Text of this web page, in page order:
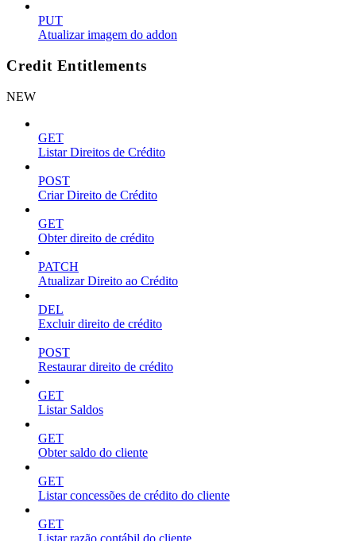
PUT
Atualizar imagem do addon
Credit Entitlements
NEW
GET
Listar Direitos de Crédito
POST
Criar Direito de Crédito
GET
Obter direito de crédito
PATCH
Atualizar Direito ao Crédito
DEL
Excluir direito de crédito
POST
Restaurar direito de crédito
GET
Listar Saldos
GET
Obter saldo do cliente
GET
Listar concessões de crédito do cliente
GET
Listar razão contábil do cliente